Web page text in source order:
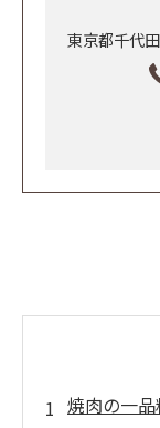
東京都千代
焼肉の一